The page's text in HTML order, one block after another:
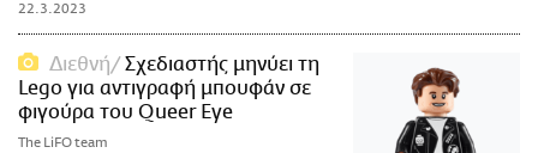
22.3.2023
Διεθνή
Σχεδιαστής μηνύει τη
Lego για αντιγραφή μπουφάν σε
φιγούρα του Queer Eye
The LiFO team